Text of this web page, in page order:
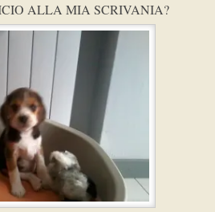
ALLA MIA SCRIVANIA?